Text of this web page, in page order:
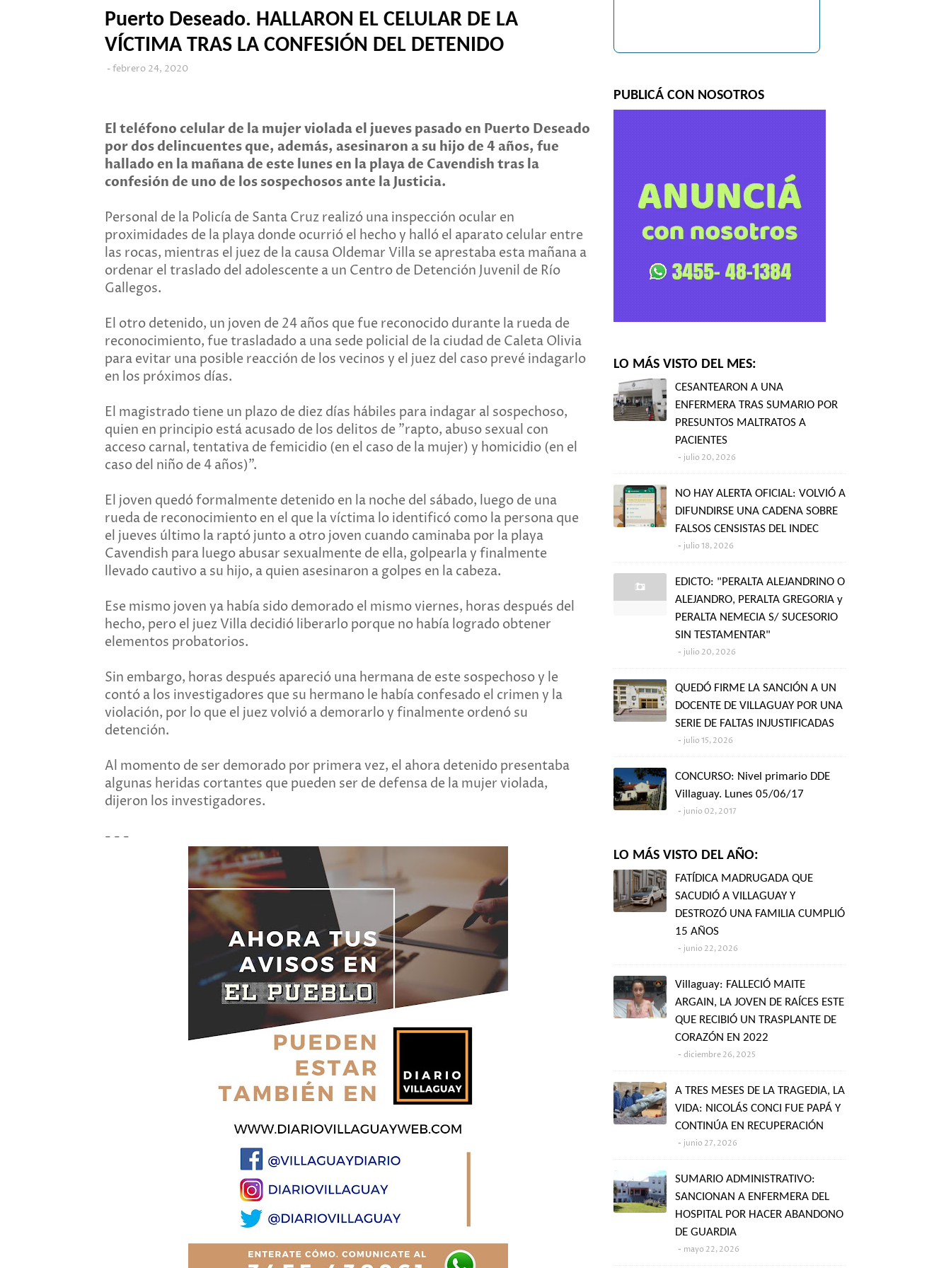
Puerto Deseado. HALLARON EL CELULAR DE LA
VÍCTIMA TRAS LA CONFESIÓN DEL DETENIDO
febrero 24, 2020
El teléfono celular de la mujer violada el jueves pasado en Puerto Deseado
por dos delincuentes que, además, asesinaron a su hijo de 4 años, fue
hallado en la mañana de este lunes en la playa de Cavendish tras la
confesión de uno de los sospechosos ante la Justicia.
Personal de la Policía de Santa Cruz realizó una inspección ocular en
proximidades de la playa donde ocurrió el hecho y halló el aparato celular entre
las rocas, mientras el juez de la causa Oldemar Villa se aprestaba esta mañana a
ordenar el traslado del adolescente a un Centro de Detención Juvenil de Río
Gallegos.
El otro detenido, un joven de 24 años que fue reconocido durante la rueda de
reconocimiento, fue trasladado a una sede policial de la ciudad de Caleta Olivia
para evitar una posible reacción de los vecinos y el juez del caso prevé indagarlo
en los próximos días.
El magistrado tiene un plazo de diez días hábiles para indagar al sospechoso,
quien en principio está acusado de los delitos de "rapto, abuso sexual con
acceso carnal, tentativa de femicidio (en el caso de la mujer) y homicidio (en el
caso del niño de 4 años)".
El joven quedó formalmente detenido en la noche del sábado, luego de una
rueda de reconocimiento en el que la víctima lo identificó como la persona que
el jueves último la raptó junto a otro joven cuando caminaba por la playa
Cavendish para luego abusar sexualmente de ella, golpearla y finalmente
llevado cautivo a su hijo, a quien asesinaron a golpes en la cabeza.
Ese mismo joven ya había sido demorado el mismo viernes, horas después del
hecho, pero el juez Villa decidió liberarlo porque no había logrado obtener
elementos probatorios.
Sin embargo, horas después apareció una hermana de este sospechoso y le
contó a los investigadores que su hermano le había confesado el crimen y la
violación, por lo que el juez volvió a demorarlo y finalmente ordenó su
detención.
Al momento de ser demorado por primera vez, el ahora detenido presentaba
algunas heridas cortantes que pueden ser de defensa de la mujer violada,
dijeron los investigadores.
- - -
PUBLICÁ CON NOSOTROS
LO MÁS VISTO DEL MES:
CESANTEARON A UNA
ENFERMERA TRAS SUMARIO POR
PRESUNTOS MALTRATOS A
PACIENTES
julio 20, 2026
NO HAY ALERTA OFICIAL: VOLVIÓ A
DIFUNDIRSE UNA CADENA SOBRE
FALSOS CENSISTAS DEL INDEC
julio 18, 2026
EDICTO: "PERALTA ALEJANDRINO O
ALEJANDRO, PERALTA GREGORIA y
PERALTA NEMECIA S/ SUCESORIO
SIN TESTAMENTAR"
julio 20, 2026
QUEDÓ FIRME LA SANCIÓN A UN
DOCENTE DE VILLAGUAY POR UNA
SERIE DE FALTAS INJUSTIFICADAS
julio 15, 2026
CONCURSO: Nivel primario DDE
Villaguay. Lunes 05/06/17
junio 02, 2017
LO MÁS VISTO DEL AÑO:
FATÍDICA MADRUGADA QUE
SACUDIÓ A VILLAGUAY Y
DESTROZÓ UNA FAMILIA CUMPLIÓ
15 AÑOS
junio 22, 2026
Villaguay: FALLECIÓ MAITE
ARGAIN, LA JOVEN DE RAÍCES ESTE
QUE RECIBIÓ UN TRASPLANTE DE
CORAZÓN EN 2022
diciembre 26, 2025
A TRES MESES DE LA TRAGEDIA, LA
VIDA: NICOLÁS CONCI FUE PAPÁ Y
CONTINÚA EN RECUPERACIÓN
junio 27, 2026
SUMARIO ADMINISTRATIVO:
SANCIONAN A ENFERMERA DEL
HOSPITAL POR HACER ABANDONO
DE GUARDIA
mayo 22, 2026